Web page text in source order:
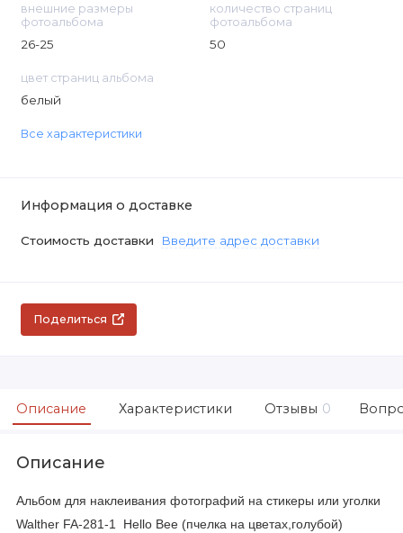
внешние размеры
фотоальбома
26-25
количество страниц
фотоальбома
50
цвет страниц альбома
белый
Все характеристики
Информация о доставке
Стоимость доставки Введите адрес доставки
Поделиться
Описание Характеристики Отзывы 0
Описание
Альбом для наклеивания фотографий на стикеры или уголки
Walther FA-281-1 Hello Bee (пчелка на цветах,голубой)